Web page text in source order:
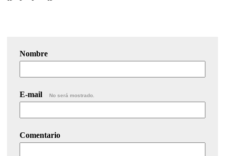
Nombre
E-mail No será mostrado.
Comentario